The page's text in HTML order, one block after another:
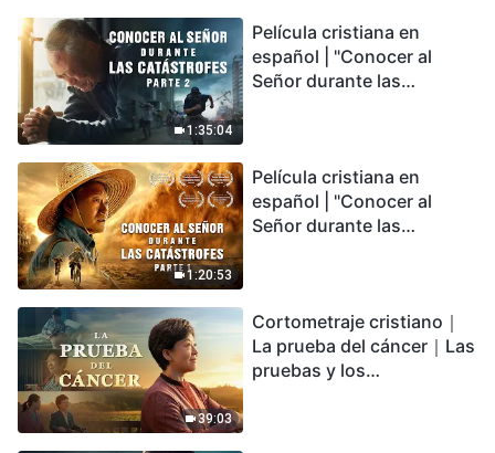
1:35:04
Película cristiana en
español | "Conocer al
Señor durante las
podemos sobrevivir?
1:20:53
Película cristiana en
español | "Conocer al
Señor durante las
encontrarás refugio?
39:03
Cortometraje cristiano｜
La prueba del cáncer｜Las
pruebas y los